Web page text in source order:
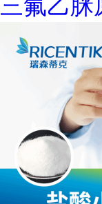
三氟乙脒